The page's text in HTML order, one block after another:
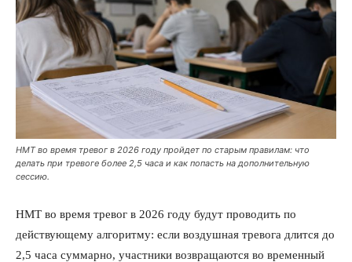
НМТ во время тревог в 2026 году пройдет по старым правилам: что
делать при тревоге более 2,5 часа и как попасть на дополнительную
сессию.
НМТ во время тревог в 2026 году будут проводить по
действующему алгоритму: если воздушная тревога длится до
2,5 часа суммарно, участники возвращаются во временный